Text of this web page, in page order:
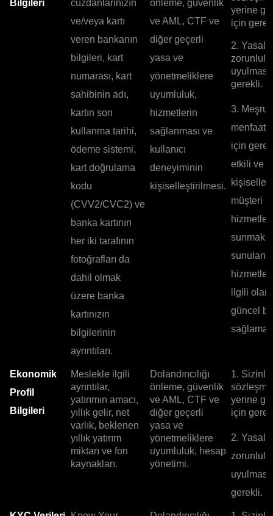
Bilgileri
cüzdanlarınızın
ve/veya kartı
veren bankanın
bilgileri, kart
numarası, kart
sahibinin adı,
kartın son
kullanma tarihi,
ödeme sistemi,
kart doğrulama
kodu
(CVV2/CVC2) ve
banka kartının
her iki tarafının
fotoğrafları da
dahil olmak
üzere banka
kartınızın
bilgilerinin
ayrıntıları.
önleme, güvenlik
ve AML, CTF ve
diğer geçerli
yasa ve
yönetmeliklere
uyumluluk,
hizmetlerin
sağlanması ve
kullanıcı
deneyiminin
kişiselleştirilmesi.
yerine
için
2. Yasal
gerekli.
3. Meşru
için
etkili ve
müşteri
hizmetleri
sunmak
sunulan
ilgili
güncel
Ekonomik
Profil
Bilgileri
Meslekle ilgili
ayrıntılar,
yatırımın amacı,
yıllık gelir, net
varlık, beklenen
yıllık yatırım
miktarı ve fon
kaynakları.
Dolandırıcılığı
önleme, güvenlik
ve AML, CTF ve
diğer geçerli
yasa ve
yönetmeliklere
uyumluluk, hesap
yönetimi.
1.
yerine
için
2. Yasal
gerekli.